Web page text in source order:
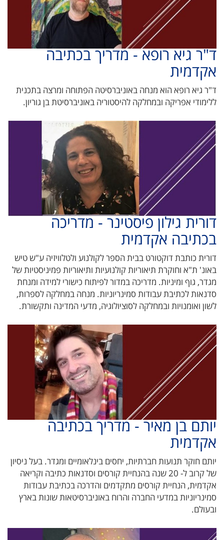
ד"ר גיא רופא - מדריך בכתיבה
אקדמית
ד"ר גיא רופא הוא מנחה באוניברסיטה הפתוחה ומרצה בתכנית
ללימודי אפריקה ובמחלקה להיסטוריה באוניברסיטת בן גוריון.
דורית גילון פיסטינר - מדריכה
בכתיבה אקדמית
דורית כותבת דוקטורט בבית הספר לקולנוע ולטלוויזיה ע"ש טיש
באונ' ת"א וחוקרת תיאוריות קולנועיות ותיאוריות פמיניסטיות של
מגדר, גוף ומיניות. מדריכה במדור לפיתוח כישורי למידה ומנחת
סדנאות לכתיבת עבודות סמינריוניות. מנחה במחלקה לספרות,
לשון ואומנויות ובמחלקה לסוציולוגיה, מדעי המדינה ותקשורת.
יותם בן מאיר - מדריך בכתיבה
אקדמית
יותם חוקר תנועות חברתיות, יחסים בינלאומיים ומגדר. בעל ניסיון
של קרוב ל- 20 שנה בהנחיית קורסים וסדנאות כתיבה וקריאה
אקדמית, הנחיית קורסים מתקדמים והדרכה בכתיבת עבודות
סמינריוניות במדעי החברה והרוח באוניברסיטאות שונות בארץ
ובעולם.